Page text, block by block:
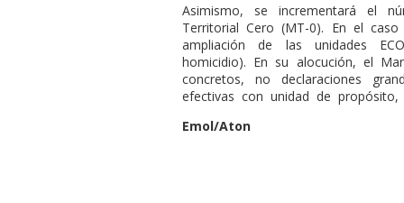
Asimismo, se incrementará el
Territorial Cero (MT-0). En el
ampliación de las unidades
homicidio). En su alocución, el
concretos, no declaraciones
efectivas con unidad de propósito,
Emol/Aton